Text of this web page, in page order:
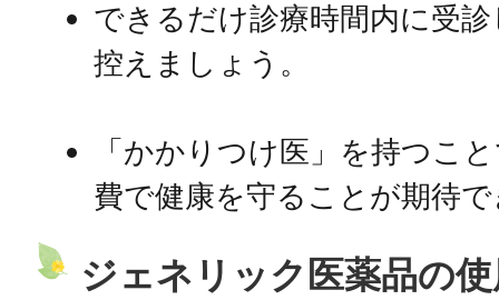
できるだけ診療時間内に受
控えましょう。
「かかりつけ医」を持つこ
費で健康を守ることが期待
ジェネリック医薬品の